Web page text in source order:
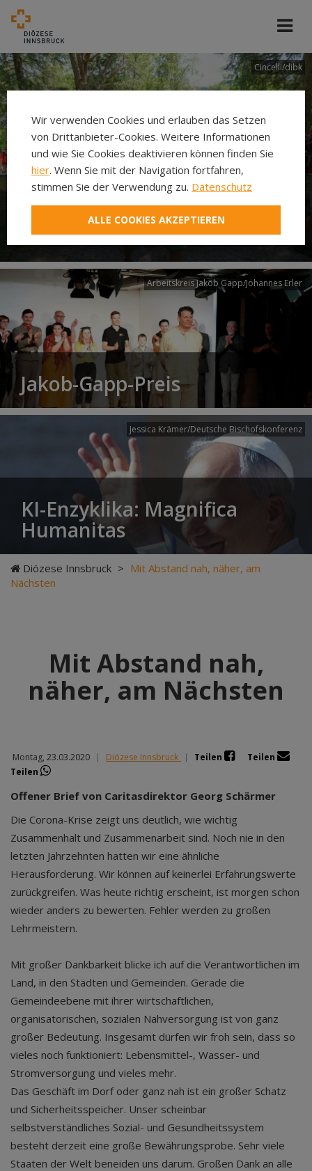
Cincelli/dibk
Neuer Pilgerweg Via
Laudato si’
Arbeitskreis Jakob Gapp/Johannes Erler
Jakob-Gapp-Preis
Jessica Krämer/Deutsche Bischofskonferenz
KI-Enzyklika: Magnifica
Humanitas
Diözese Innsbruck > Mit Abstand nah, näher, am
Nächsten
Mit Abstand nah,
näher, am Nächsten
Montag, 23.03.2020 | Diözese Innsbruck | Teilen
Teilen
Teilen
Offener Brief von Caritasdirektor Georg Schärmer
Die Corona-Krise zeigt uns deutlich, wie wichtig
Zusammenhalt und Zusammenarbeit sind. Noch nie in den
letzten Jahrzehnten hatten wir eine ähnliche
Herausforderung. Wir können auf keinerlei Erfahrungswerte
zurückgreifen. Was heute richtig erscheint, ist morgen schon
wieder anders zu bewerten. Fehler werden zu großen
Lehrmeistern.
Mit großer Dankbarkeit blicke ich auf die Verantwortlichen im
Land, in den Städten und Gemeinden. Gerade die
Gemeindeebene mit ihrer wirtschaftlichen,
organisatorischen, sozialen Nahversorgung ist von ganz
großer Bedeutung. Insgesamt dürfen wir froh sein, dass so
vieles noch funktioniert: Lebensmittel-, Wasser- und
Stromversorgung und vieles mehr.
Das Geschäft im Dorf oder ganz nah ist ein großer Schatz
und Sicherheitsspeicher. Unser scheinbar
selbstverständliches Sozial- und Gesundheitssystem
besteht derzeit eine große Bewährungsprobe. Sehr viele
Staaten der Welt beneiden uns darum. Großen Dank an alle
Wir verwenden Cookies und erlauben das Setzen
von Drittanbieter-Cookies. Weitere Informationen
und wie Sie Cookies deaktivieren können finden Sie
hier. Wenn Sie mit der Navigation fortfahren,
stimmen Sie der Verwendung zu. Datenschutz
ALLE COOKIES AKZEPTIEREN